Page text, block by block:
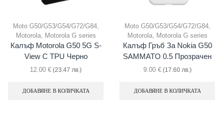
Moto G50/G53/G54/G72/G84,
Motorola, Motorola G series
Калъф Motorola G50 5G S-
View С TPU Черно
12.00 € (23.47 лв.)
ДОБАВЯНЕ В КОЛИЧКАТА
Moto G50/G53/G54/G72/G84,
Motorola, Motorola G series
Калъф Гръб За Nokia G50
SAMMATO 0.5 Прозрачен
9.00 €(17.60 лв.)
ДОБАВЯНЕ В КОЛИЧКАТА